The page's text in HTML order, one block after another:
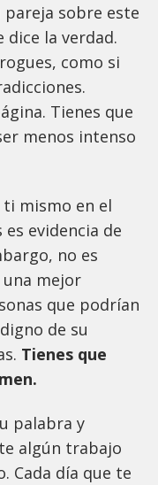
sobre este
dice la verdad.
como si
Tienes que
menos intenso
ti mismo en el
evidencia de
no es
una mejor
que podrían
de su
Tienes que
palabra y
algún trabajo
Cada día que te